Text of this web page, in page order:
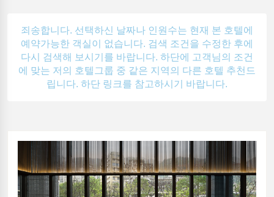
죄송합니다. 선택하신 날짜나 인원수는 현재 본 호텔에
예약가능한 객실이 없습니다. 검색 조건을 수정한 후에
다시 검색해 보시기를 바랍니다. 하단에 고객님의 조건
에 맞는 저의 호텔그룹 중 같은 지역의 다른 호텔 추천드
립니다. 하단 링크를 참고하시기 바랍니다.